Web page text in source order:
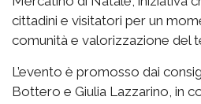
cittadini e visitatori per un
comunità e valorizzazione del
L’evento è promosso dai
Bottero e Giulia Lazzarino, in